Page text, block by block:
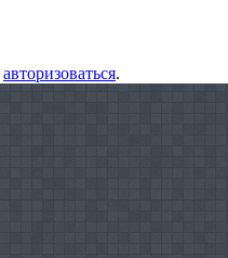
авторизоваться.